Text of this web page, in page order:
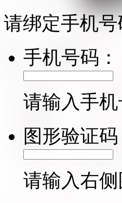
请绑定手机
手机号码：
请输入手
图形验证码
请输入右